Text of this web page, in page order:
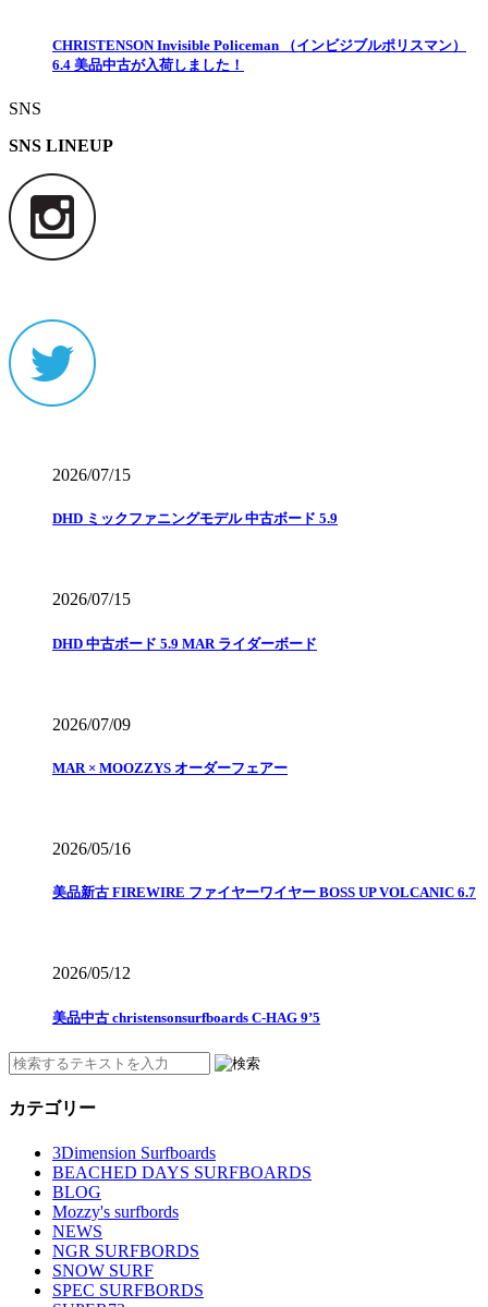
CHRISTENSON Invisible Policeman （インビジブルポリスマン）
6.4 美品中古が入荷しました！
SNS
SNS LINEUP
2026/07/15
DHD ミックファニングモデル 中古ボード 5.9
2026/07/15
DHD 中古ボード 5.9 MAR ライダーボード
2026/07/09
MAR × MOOZZYS オーダーフェアー
2026/05/16
美品新古 FIREWIRE ファイヤーワイヤー BOSS UP VOLCANIC 6.7
2026/05/12
美品中古 christensonsurfboards C-HAG 9’5
カテゴリー
3Dimension Surfboards
BEACHED DAYS SURFBOARDS
BLOG
Mozzy's surfbords
NEWS
NGR SURFBORDS
SNOW SURF
SPEC SURFBORDS